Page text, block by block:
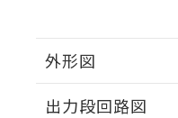
外形図
出力段回路図